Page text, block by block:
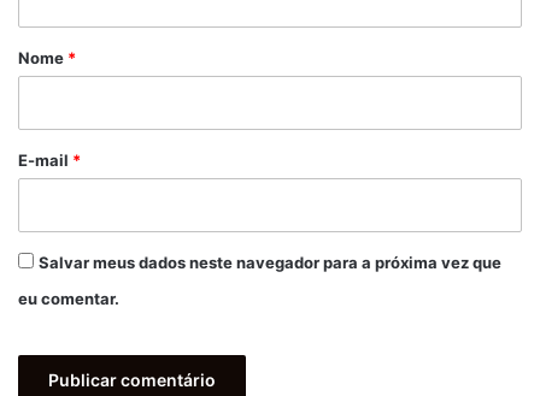
r
*
Nome *
E-mail *
Salvar meus dados neste navegador para a próxima vez que
eu comentar.